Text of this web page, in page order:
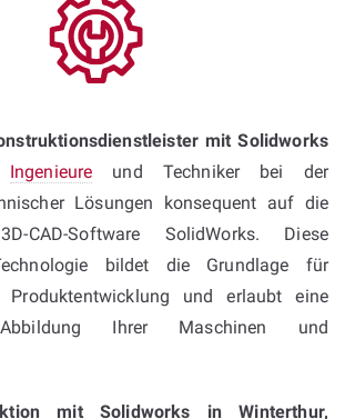
mit Solidworks
Ingenieure und Techniker bei der
Lösungen konsequent auf die
CAD-Software SolidWorks. Diese
bildet die Grundlage für
Produktentwicklung und erlaubt eine
Ihrer Maschinen und
mit Solidworks in Winterthur,